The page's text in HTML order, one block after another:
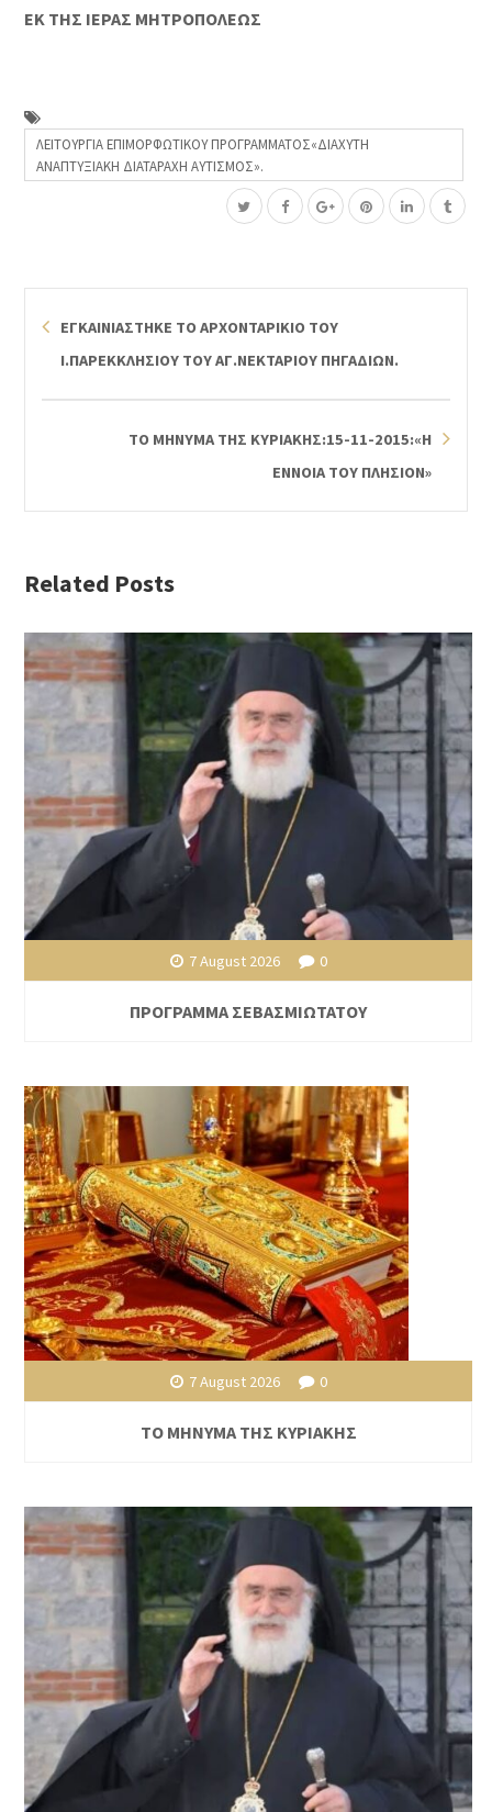
ΕΚ ΤΗΣ ΙΕΡΑΣ ΜΗΤΡΟΠΟΛΕΩΣ
ΛΕΙΤΟΥΡΓΙΑ ΕΠΙΜΟΡΦΩΤΙΚΟΥ ΠΡΟΓΡΑΜΜΑΤΟΣ«ΔΙΑΧΥΤΗ
ΑΝΑΠΤΥΞΙΑΚΗ ΔΙΑΤΑΡΑΧΗ ΑΥΤΙΣΜΟΣ».
ΕΓΚΑΙΝΙΑΣΤΗΚΕ ΤΟ ΑΡΧΟΝΤΑΡΙΚΙΟ ΤΟΥ
Ι.ΠΑΡΕΚΚΛΗΣΙΟΥ ΤΟΥ ΑΓ.ΝΕΚΤΑΡΙΟΥ ΠΗΓΑΔΙΩΝ.
ΤΟ ΜΗΝΥΜΑ ΤΗΣ ΚΥΡΙΑΚΗΣ:15-11-2015:«Η
ΕΝΝΟΙΑ ΤΟΥ ΠΛΗΣΙΟΝ»
Related Posts
7 August 2026 0
ΠΡΟΓΡΑΜΜΑ ΣΕΒΑΣΜΙΩΤΑΤΟΥ
7 August 2026 0
ΤΟ ΜΗΝΥΜΑ ΤΗΣ ΚΥΡΙΑΚΗΣ